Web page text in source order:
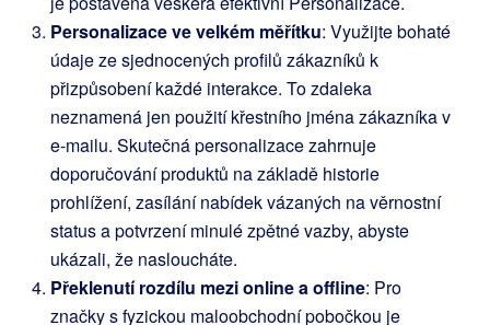
Personalizace ve velkém měřítku: Využijte bohaté
údaje ze sjednocených profilů zákazníků k
přizpůsobení každé interakce. To zdaleka
neznamená jen použití křestního jména zákazníka v
e-mailu. Skutečná personalizace zahrnuje
doporučování produktů na základě historie
prohlížení, zasílání nabídek vázaných na věrnostní
status a potvrzení minulé zpětné vazby, abyste
ukázali, že nasloucháte.
Překlenutí rozdílu mezi online a offline: Pro
značky s fyzickou maloobchodní pobočkou je